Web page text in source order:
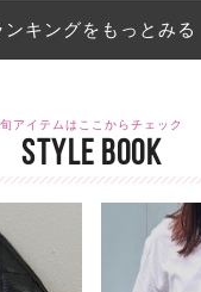
ンキングをもっとみる
旬アイテムはここからチェック
STYLE BOOK